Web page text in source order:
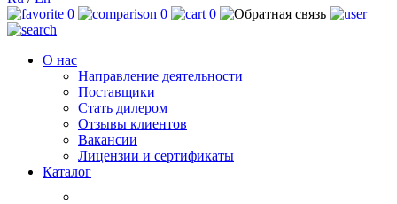
0
0 0
О нас
Направление деятельности
Поставщики
Стать дилером
Отзывы клиентов
Вакансии
Лицензии и сертификаты
Каталог